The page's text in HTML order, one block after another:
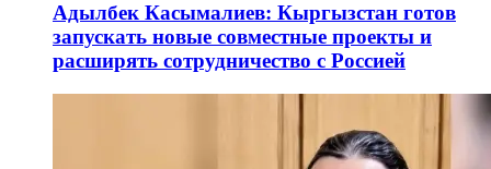
Адылбек Касымалиев: Кыргызстан готов
запускать новые совместные проекты и
расширять сотрудничество с Россией